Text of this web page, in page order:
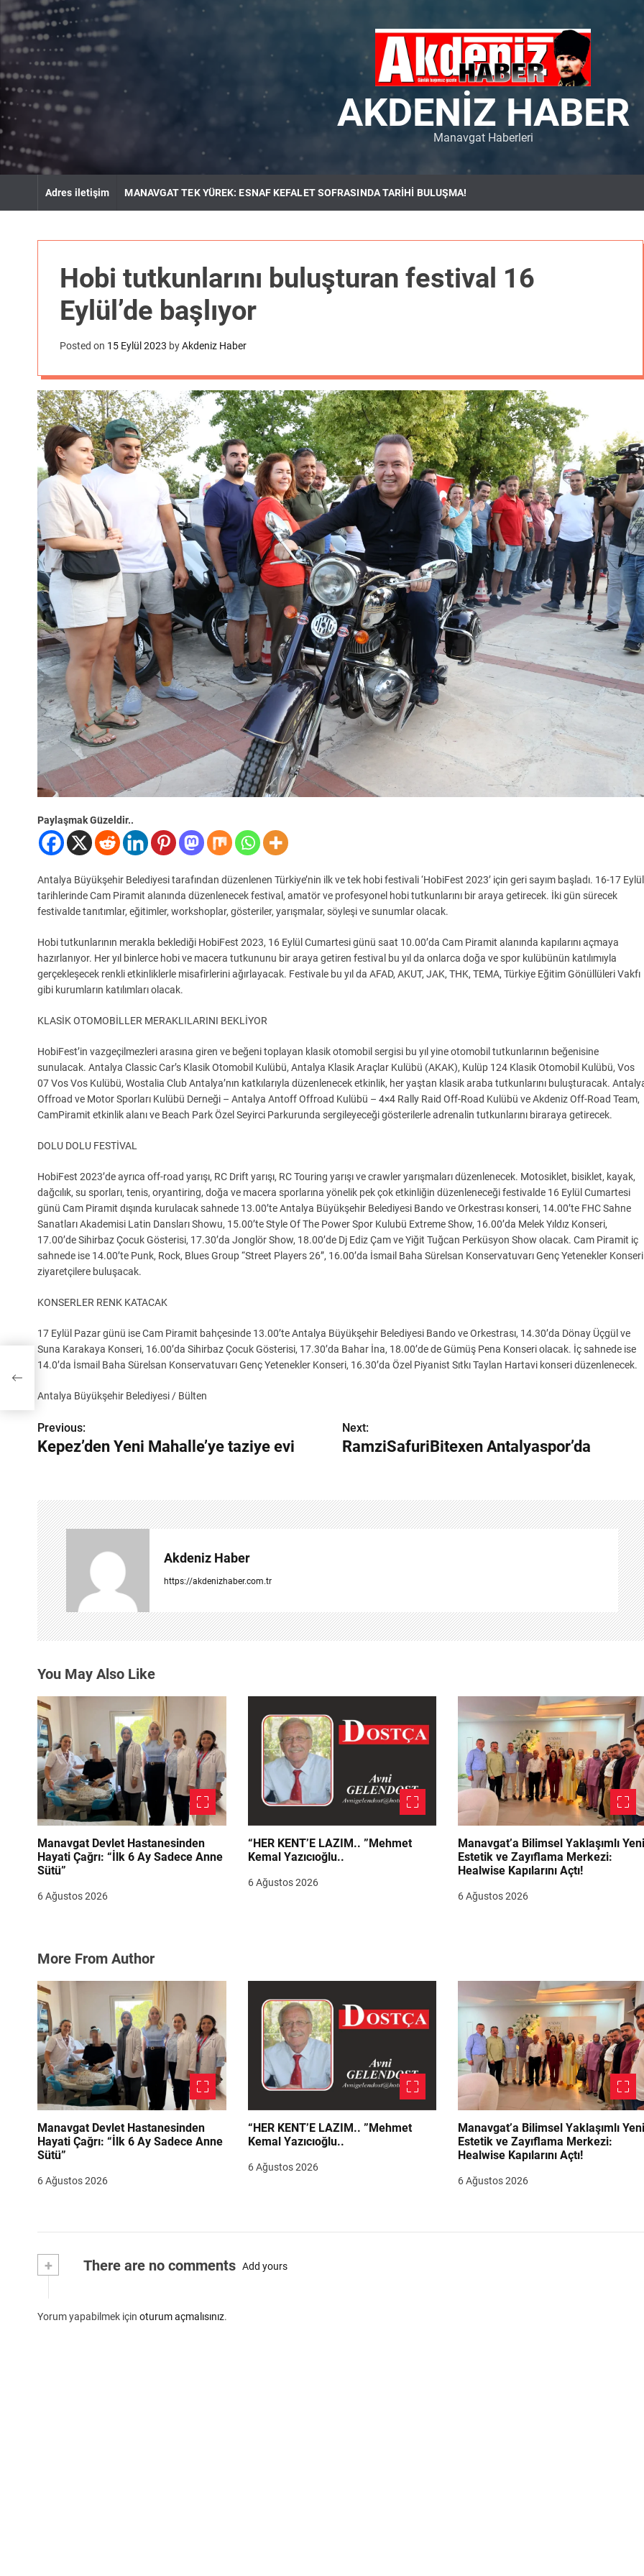
k
t
c
o
n
e
AKDENIZ HABER
Manavgat Haberleri
Adres iletişim MANAVGAT TEK YÜREK: ESNAF KEFALET SOFRASINDA TARİHİ BULUŞMA!
Hobi tutkunlarını buluşturan festival 16
Eylül’de başlıyor
Posted on 15 Eylül 2023 byAkdeniz Haber
Paylaşmak Güzeldir..
Antalya Büyükşehir Belediyesi tarafından düzenlenen Türkiye’nin ilk ve tek hobi festivali ‘HobiFest 2023’ için geri sayım başladı. 16-17 Eylül
tarihlerinde Cam Piramit alanında düzenlenecek festival, amatör ve profesyonel hobi tutkunlarını bir araya getirecek. İki gün sürecek
festivalde tanıtımlar, eğitimler, workshoplar, gösteriler, yarışmalar, söyleşi ve sunumlar olacak.
Hobi tutkunlarının merakla beklediği HobiFest 2023, 16 Eylül Cumartesi günü saat 10.00’da Cam Piramit alanında kapılarını açmaya
hazırlanıyor. Her yıl binlerce hobi ve macera tutkununu bir araya getiren festival bu yıl da onlarca doğa ve spor kulübünün katılımıyla
gerçekleşecek renkli etkinliklerle misafirlerini ağırlayacak. Festivale bu yıl da AFAD, AKUT, JAK, THK, TEMA, Türkiye Eğitim Gönüllüleri Vakfı
gibi kurumların katılımları olacak.
KLASİK OTOMOBİLLER MERAKLILARINI BEKLİYOR
HobiFest’in vazgeçilmezleri arasına giren ve beğeni toplayan klasik otomobil sergisi bu yıl yine otomobil tutkunlarının beğenisine
sunulacak. Antalya Classic Car’s Klasik Otomobil Kulübü, Antalya Klasik Araçlar Kulübü (AKAK), Kulüp 124 Klasik Otomobil Kulübü, Vos
07 Vos Vos Kulübü, Wostalia Club Antalya’nın katkılarıyla düzenlenecek etkinlik, her yaştan klasik araba tutkunlarını buluşturacak.
Offroad ve Motor Sporları Kulübü Derneği – Antalya Antoff Offroad Kulübü – 4×4 Rally Raid Off-Road Kulübü ve Akdeniz Off-Road Team,
CamPiramit etkinlik alanı ve Beach Park Özel Seyirci Parkurunda sergileyeceği gösterilerle adrenalin tutkunlarını biraraya getirecek.
DOLU DOLU FESTİVAL
HobiFest 2023’de ayrıca off-road yarışı, RC Drift yarışı, RC Touring yarışı ve crawler yarışmaları düzenlenecek. Motosiklet, bisiklet, kayak,
dağcılık, su sporları, tenis, oryantiring, doğa ve macera sporlarına yönelik pek çok etkinliğin düzenleneceği festivalde 16 Eylül Cumartesi
günü Cam Piramit dışında kurulacak sahnede 13.00’te Antalya Büyükşehir Belediyesi Bando ve Orkestrası konseri, 14.00’te FHC Sahne
Sanatları Akademisi Latin Dansları Showu, 15.00’te Style Of The Power Spor Kulubü Extreme Show, 16.00’da Melek Yıldız Konseri,
17.00’de Sihirbaz Çocuk Gösterisi, 17.30’da Jonglör Show, 18.00’de Dj Ediz Çam ve Yiğit Tuğcan Perküsyon Show olacak. Cam Piramit iç
sahnede ise 14.00’te Punk, Rock, Blues Group “Street Players 26”, 16.00’da İsmail Baha Sürelsan Konservatuvarı Genç Yetenekler Konseri
ziyaretçilere buluşacak.
KONSERLER RENK KATACAK
17 Eylül Pazar günü ise Cam Piramit bahçesinde 13.00’te Antalya Büyükşehir Belediyesi Bando ve Orkestrası, 14.30’da Dönay Üçgül ve
Suna Karakaya Konseri, 16.00’da Sihirbaz Çocuk Gösterisi, 17.30’da Bahar İna, 18.00’de de Gümüş Pena Konseri olacak. İç sahnede ise
14.0’da İsmail Baha Sürelsan Konservatuvarı Genç Yetenekler Konseri, 16.30’da Özel Piyanist Sıtkı Taylan Hartavi konseri düzenlenecek.
Antalya Büyükşehir Belediyesi / Bülten
Y
a
ı
g
e
z
i
m
e
s
i
Previous:
Kepez’den Yeni Mahalle’ye taziye evi
Next:
RamziSafuriBitexen Antalyaspor’da
Akdeniz Haber
https://akdenizhaber.com.tr
You May Also Like
Manavgat Devlet Hastanesinden
Hayati Çağrı: “İlk 6 Ay Sadece Anne
Sütü”
6 Ağustos 2026
“HER KENT’E LAZIM.. ”Mehmet
Kemal Yazıcıoğlu..
6 Ağustos 2026
Manavgat’a Bilimsel Yaklaşımlı
Estetik ve Zayıflama Merkezi:
Healwise Kapılarını Açtı!
6 Ağustos 2026
More From Author
Manavgat Devlet Hastanesinden
Hayati Çağrı: “İlk 6 Ay Sadece Anne
Sütü”
6 Ağustos 2026
“HER KENT’E LAZIM.. ”Mehmet
Kemal Yazıcıoğlu..
6 Ağustos 2026
Manavgat’a Bilimsel Yaklaşımlı
Estetik ve Zayıflama Merkezi:
Healwise Kapılarını Açtı!
6 Ağustos 2026
+ There are no comments Add yours
Yorum yapabilmek için oturum açmalısınız.